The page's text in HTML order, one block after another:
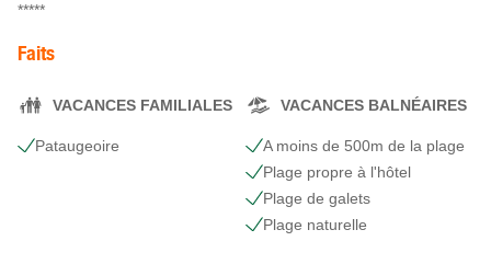
*****
Faits
VACANCES FAMILIALES
Pataugeoire
VACANCES BALNÉAIRES
A moins de 500m de la plage
Plage propre à l'hôtel
Plage de galets
Plage naturelle